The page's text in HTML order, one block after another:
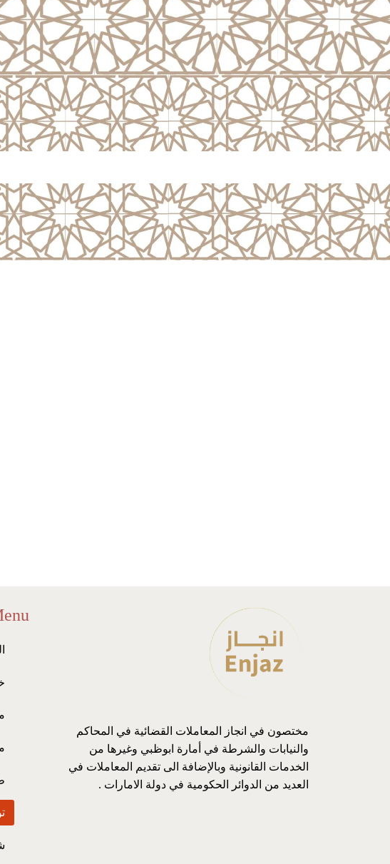
مختصون في انجاز المعاملات القضائية في المحاكم
والنيابات والشرطة في أمارة ابوظبي وغيرها من
الخدمات القانونية وبالإضافة الى تقديم المعاملات في
العديد من الدوائر الحكومية في دولة الامارات .